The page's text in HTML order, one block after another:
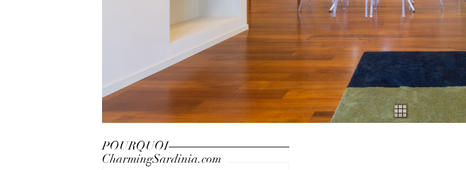
Next
POURQUOI
CharmingSardinia.com